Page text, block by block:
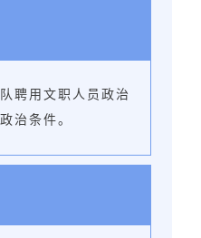
聘用文职人员政治
治条件。